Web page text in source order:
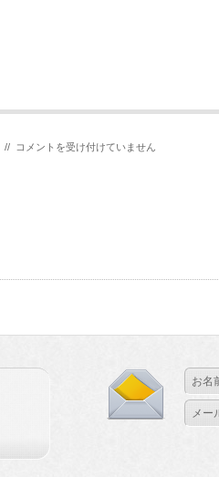
//
【魅
コメントを受け付けていません